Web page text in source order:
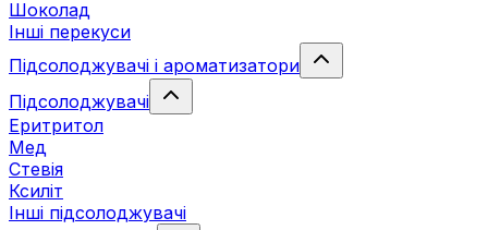
Шоколад
Інші перекуси
Підсолоджувачі і ароматизатори
Підсолоджувачі
Еритритол
Мед
Стевія
Ксиліт
Інші підсолоджувачі